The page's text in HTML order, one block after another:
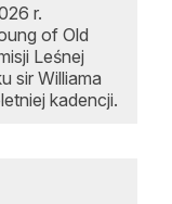
r.
of Old
Leśnej
sir Williama
kadencji.